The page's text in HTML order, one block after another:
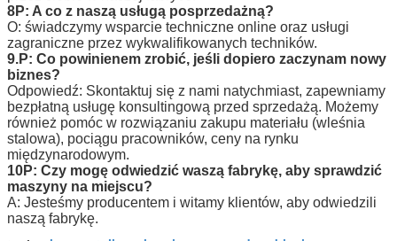
8P: A co z naszą usługą posprzedażną?
O: świadczymy wsparcie techniczne online oraz usługi
zagraniczne przez wykwalifikowanych techników.
9.P: Co powinienem zrobić, jeśli dopiero zaczynam nowy
biznes?
Odpowiedź: Skontaktuj się z nami natychmiast, zapewniamy
bezpłatną usługę konsultingową przed sprzedażą. Możemy
również pomóc w rozwiązaniu zakupu materiału (wleśnia
stalowa), pociągu pracowników, ceny na rynku
międzynarodowym.
10P: Czy mogę odwiedzić waszą fabrykę, aby sprawdzić
maszyny na miejscu?
A: Jesteśmy producentem i witamy klientów, aby odwiedzili
naszą fabrykę.